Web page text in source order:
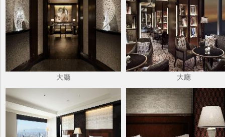
大廳 大廳